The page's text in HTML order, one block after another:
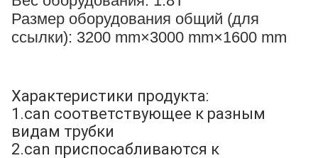
Размер оборудования общий (для
ссылки): 3200 mm×3000 mm×1600 mm
Характеристики продукта:
1.can соответствующее к разным
видам трубки
2.can приспосабливаются к